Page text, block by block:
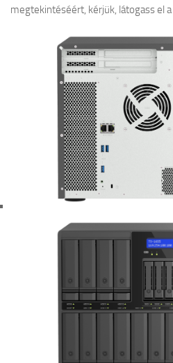
megtekintéséért, kérjük, látogass el a